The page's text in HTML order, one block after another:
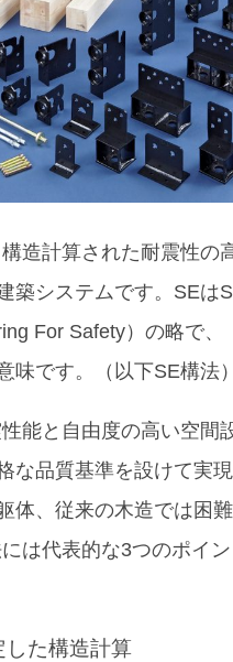
造計算された耐震性の
築システムです。SEは
For Safety）の略で、
味です。（以下SE構法
能と自由度の高い空間
な品質基準を設けて実
体、従来の木造では困
は代表的な3つのポイ
した構造計算